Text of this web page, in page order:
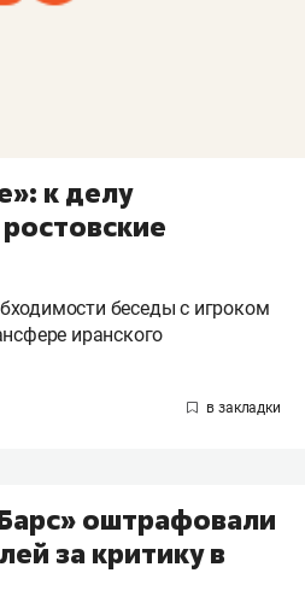
к делу
беседы с игроком
иранского
оштрафовали
за критику в